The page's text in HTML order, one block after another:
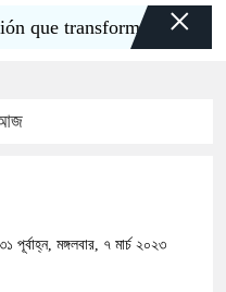
transforma cada×
আজ
পূর্বাহ্ন, মঙ্গলবার, ৭ মার্চ ২০২৩